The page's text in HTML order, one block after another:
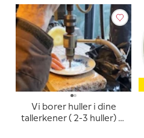
Vi borer huller i dine
tallerkener ( 2-3 huller) til